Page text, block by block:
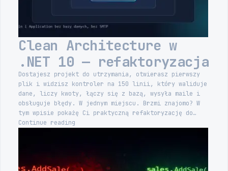
Clean Architecture w
.NET 10 — refaktoryzacja
Dostajesz projekt do utrzymania, otwierasz pierwszy
plik i widzisz kontroler na 150 linii, który waliduje
dane, liczy kwoty, łączy się z bazą, wysyła maile i
obsługuje błędy. W jednym miejscu. Brzmi znajomo? W
tym wpisie pokażę Ci praktyczną refaktoryzację do…
Continue reading
10